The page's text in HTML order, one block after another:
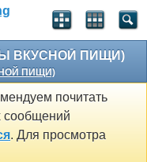
ВКУСНОЙ ПИЩИ)
ПИЩИ)
почитать
сообщений
. Для просмотра